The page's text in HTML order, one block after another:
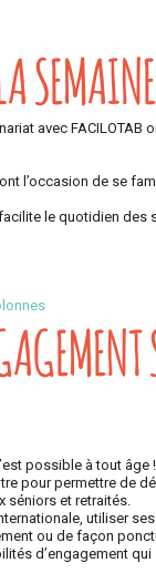
avec FACILOTAB
l’occasion de se
le quotidien des
possible à tout âge
pour permettre de
séniors et retraités.
utiliser
ou de façon
d’engagement qui